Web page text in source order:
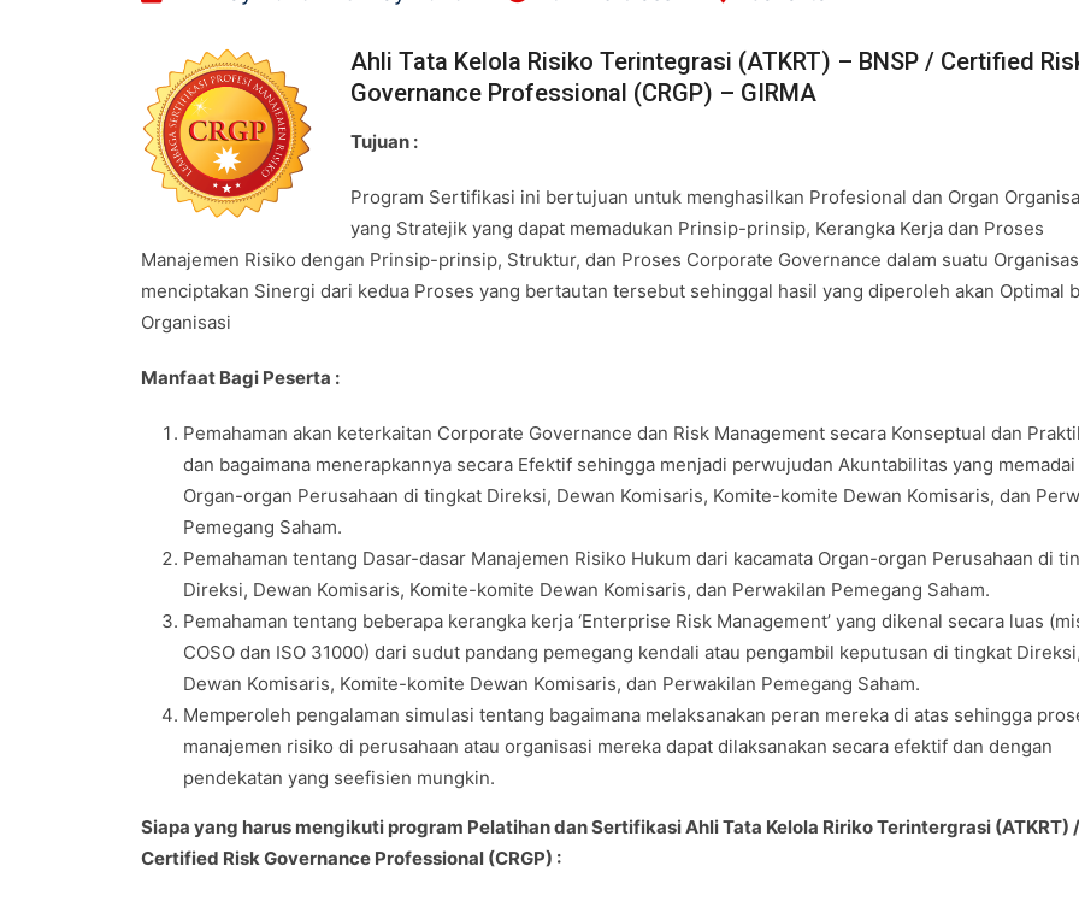
Ahli Tata Kelola Risiko Terintegrasi (ATKRT) – BNSP / Certified
Governance Professional (CRGP) – GIRMA
Tujuan :
Program Sertifikasi ini bertujuan untuk menghasilkan Profesional dan Organ
yang Stratejik yang dapat memadukan Prinsip-prinsip, Kerangka Kerja dan Proses
Manajemen Risiko dengan Prinsip-prinsip, Struktur, dan Proses Corporate Governance dalam suatu
menciptakan Sinergi dari kedua Proses yang bertautan tersebut sehinggal hasil yang diperoleh akan Optimal
Organisasi
Manfaat Bagi Peserta :
Pemahaman akan keterkaitan Corporate Governance dan Risk Management secara Konseptual dan
dan bagaimana menerapkannya secara Efektif sehingga menjadi perwujudan Akuntabilitas yang memadai
Organ-organ Perusahaan di tingkat Direksi, Dewan Komisaris, Komite-komite Dewan Komisaris, dan
Pemegang Saham.
Pemahaman tentang Dasar-dasar Manajemen Risiko Hukum dari kacamata Organ-organ Perusahaan di
Direksi, Dewan Komisaris, Komite-komite Dewan Komisaris, dan Perwakilan Pemegang Saham.
Pemahaman tentang beberapa kerangka kerja ‘Enterprise Risk Management’ yang dikenal secara luas
COSO dan ISO 31000) dari sudut pandang pemegang kendali atau pengambil keputusan di tingkat Direksi,
Dewan Komisaris, Komite-komite Dewan Komisaris, dan Perwakilan Pemegang Saham.
Memperoleh pengalaman simulasi tentang bagaimana melaksanakan peran mereka di atas sehingga
manajemen risiko di perusahaan atau organisasi mereka dapat dilaksanakan secara efektif dan dengan
pendekatan yang seefisien mungkin.
Siapa yang harus mengikuti program Pelatihan dan Sertifikasi Ahli Tata Kelola Ririko Terintergrasi (ATKRT) /
Certified Risk Governance Professional (CRGP) :